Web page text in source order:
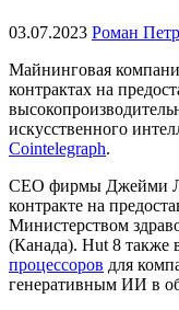
03.07.2023 Роман
Майнинговая
контрактах на
искусственного
Cointelegraph.
CEO фирмы Джейми
контракте на
Министерством
(Канада). Hut 8 также
процессоров для
генеративным ИИ в